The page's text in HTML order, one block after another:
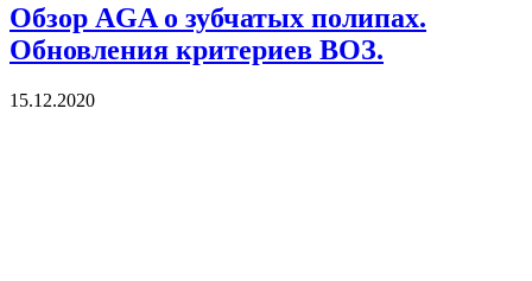
Обзор AGA о зубчатых полипах.
Обновления критериев ВОЗ.
15.12.2020